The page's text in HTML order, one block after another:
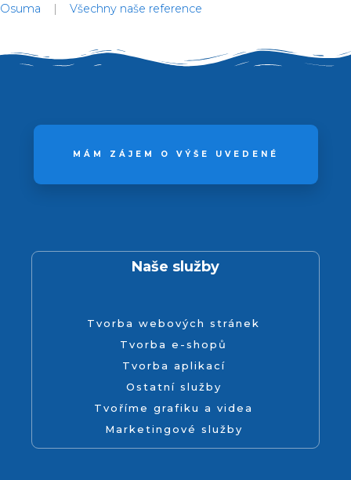
Osuma | Všechny naše reference
MÁM ZÁJEM O VÝŠE UVEDENÉ
Naše služby
Tvorba webových stránek
Tvorba e-shopů
Tvorba aplikací
Ostatní služby
Tvoříme grafiku a videa
Marketingové služby